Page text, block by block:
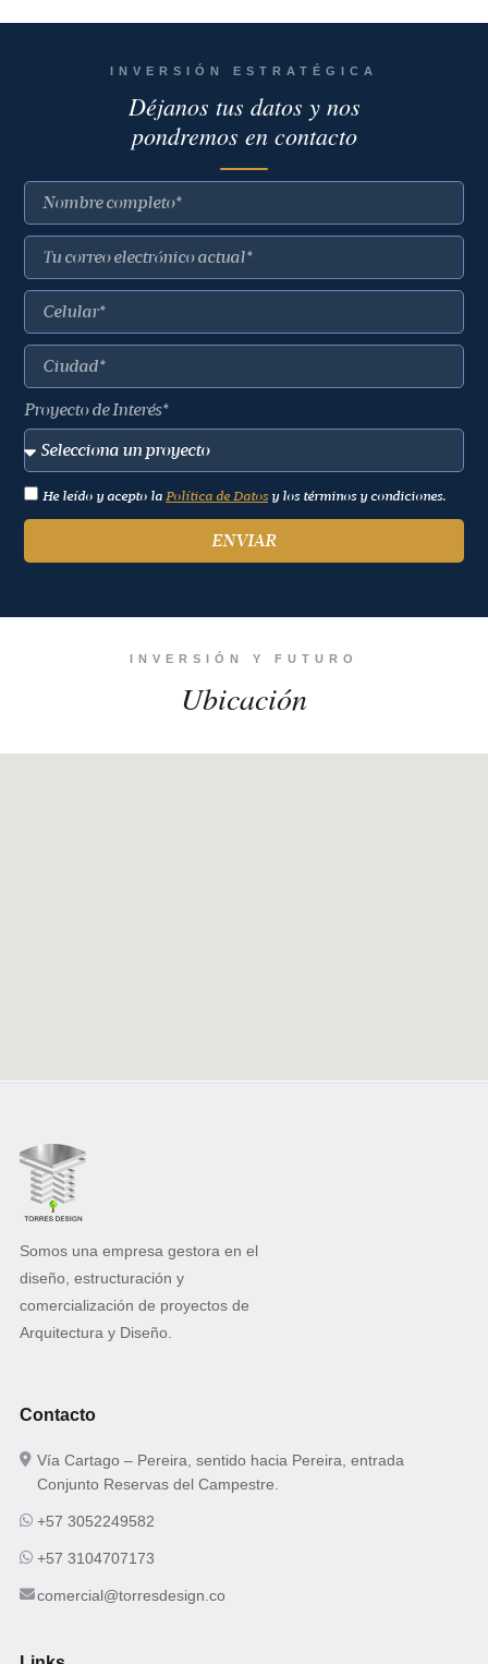
INVERSIÓN ESTRATÉGICA
Déjanos tus datos y nos
pondremos en contacto
Proyecto de Interés*
He leído y acepto la Política de Datos y los términos y condiciones.
ENVIAR
INVERSIÓN Y FUTURO
Ubicación
Somos una empresa gestora en el
diseño, estructuración y
comercialización de proyectos de
Arquitectura y Diseño.
Contacto
Vía Cartago – Pereira, sentido hacia Pereira, entrada
Conjunto Reservas del Campestre.
+57 3052249582
+57 3104707173
comercial@torresdesign.co